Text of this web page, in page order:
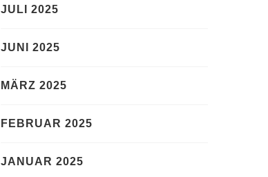
JULI 2025
JUNI 2025
MÄRZ 2025
FEBRUAR 2025
JANUAR 2025